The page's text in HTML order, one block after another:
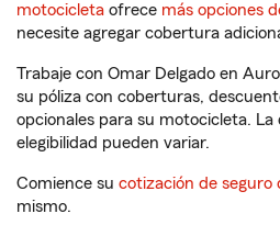
motocicleta ofrece más opciones
necesite agregar cobertura
Trabaje con Omar Delgado en
su póliza con coberturas,
opcionales para su motocicleta. La
elegibilidad pueden variar.
Comience su cotización de seguro
mismo.